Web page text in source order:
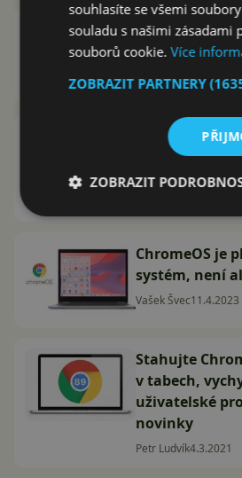
Máte politý
jak jej
Tomáš Křišťál
Lenovo
Chromebook
překvapit v
ChromeOS je
systém, není
Vašek Švec11.4.2023
Stahujte
v tabech,
uživatelské
novinky
Petr Ludvík4.3.2021
souhlasíte se všemi
souladu s našimi zásadami
souborů cookie.Více
ZOBRAZIT PARTNERY
ZOBRAZIT